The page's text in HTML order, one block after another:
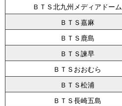
ＢＴＳ北九州メディアドーム
ＢＴＳ嘉麻
ＢＴＳ鹿島
ＢＴＳ諫早
ＢＴＳおおむら
ＢＴＳ松浦
ＢＴＳ長崎五島